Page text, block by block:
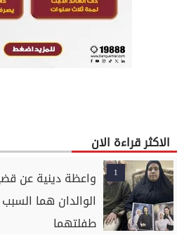
الاكثر قراءة الان
1
واعظة دينية عن
الوالدان هما
طفلتهما